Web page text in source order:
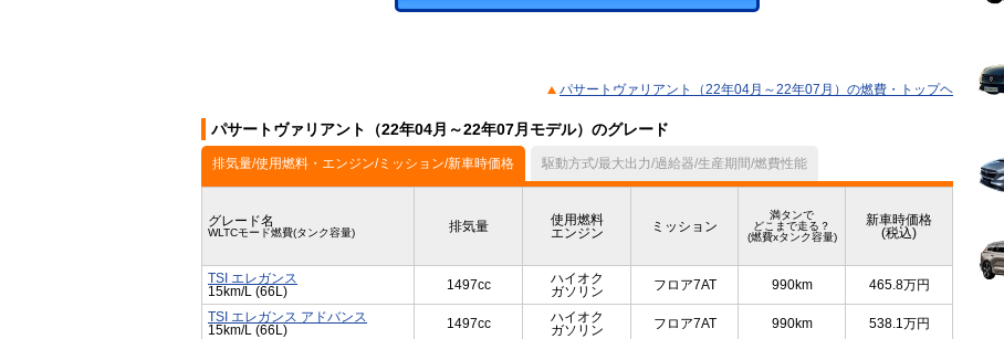
パサートヴァリアント（22年04月～22年07月）の燃費・トップヘ
パサートヴァリアント（22年04月～22年07月モデル）のグレード
排気量/使用燃料・エンジン/ミッション/新車時価格 駆動方式/最大出力/過給器/生産期間/燃費性能
グレード名
WLTCモード燃費(タンク容量) 排気量
使用燃料
エンジン
ミッション
満タンで
どこまで走る？
(燃費xタンク容量)
新車時価格
(税込)
TSI エレガンス
15km/L (66L)
1497cc
ハイオク
ガソリン
フロア7AT 990km 465.8万円
TSI エレガンス アドバンス
15km/L (66L)
1497cc
ハイオク
ガソリン
フロア7AT 990km 538.1万円